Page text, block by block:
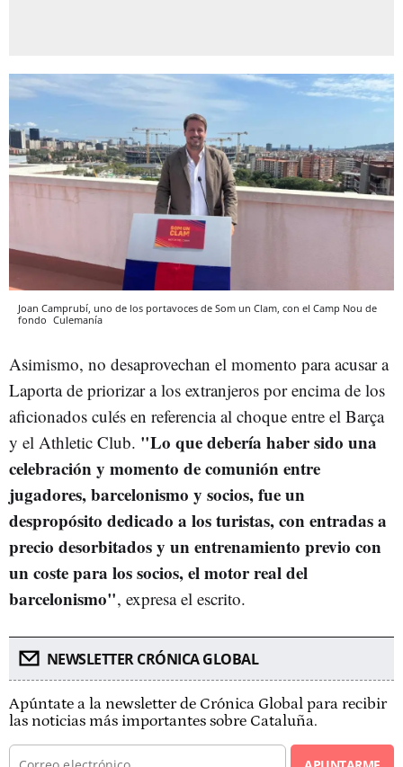
Joan Camprubí, uno de los portavoces de Som un Clam, con el Camp Nou de
fondo Culemanía
Asimismo, no desaprovechan el momento para acusar a
Laporta de priorizar a los extranjeros por encima de los
aficionados culés en referencia al choque entre el Barça
y el Athletic Club. "Lo que debería haber sido una
celebración y momento de comunión entre
jugadores, barcelonismo y socios, fue un
despropósito dedicado a los turistas, con entradas a
precio desorbitados y un entrenamiento previo con
un coste para los socios, el motor real del
barcelonismo", expresa el escrito.
NEWSLETTER CRÓNICA GLOBAL
Apúntate a la newsletter de Crónica Global para recibir
las noticias más importantes sobre Cataluña.